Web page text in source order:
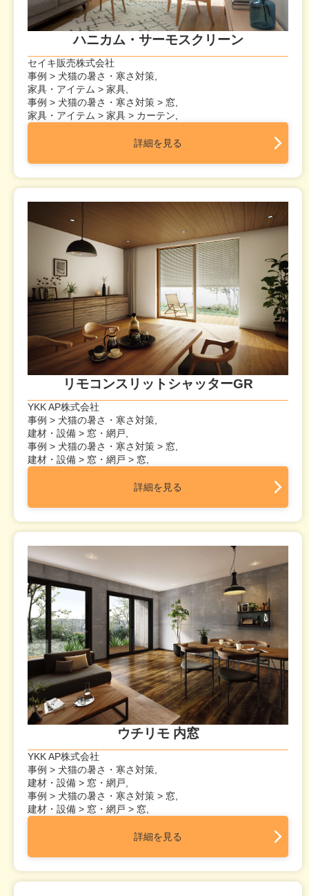
ハニカム・サーモスクリーン
セイキ販売株式会社
事例 > 犬猫の暑さ・寒さ対策,
家具・アイテム > 家具,
事例 > 犬猫の暑さ・寒さ対策 > 窓,
家具・アイテム > 家具 > カーテン,
詳細を見る
リモコンスリットシャッターGR
YKK AP株式会社
事例 > 犬猫の暑さ・寒さ対策,
建材・設備 > 窓・網戸,
事例 > 犬猫の暑さ・寒さ対策 > 窓,
建材・設備 > 窓・網戸 > 窓,
詳細を見る
ウチリモ 内窓
YKK AP株式会社
事例 > 犬猫の暑さ・寒さ対策,
建材・設備 > 窓・網戸,
事例 > 犬猫の暑さ・寒さ対策 > 窓,
建材・設備 > 窓・網戸 > 窓,
詳細を見る